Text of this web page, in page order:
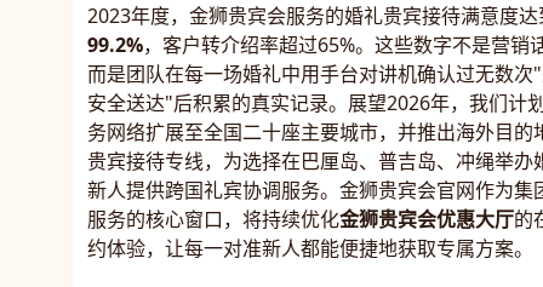
2023年度，金狮贵宾会服务的婚礼贵宾接待满意度达
99.2%，客户转介绍率超过65%。这些数字不是营销
而是团队在每一场婚礼中用手台对讲机确认过无数次
安全送达"后积累的真实记录。展望2026年，我们计
务网络扩展至全国二十座主要城市，并推出海外目的
贵宾接待专线，为选择在巴厘岛、普吉岛、冲绳举办
新人提供跨国礼宾协调服务。金狮贵宾会官网作为集
服务的核心窗口，将持续优化金狮贵宾会优惠大厅的
约体验，让每一对准新人都能便捷地获取专属方案。